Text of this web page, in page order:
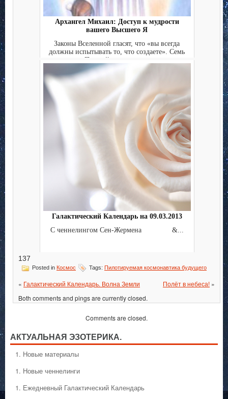
Архангел Михаил: Доступ к мудрости
вашего Высшего Я
Законы Вселенной гласят, что «вы всегда
должны испытывать то, что создаете». Семь
Печатей высшего с...
Галактический Календарь на 09.03.2013
С ченнелингом Сен-Жермена &...
137
Posted in Космос Tags: Пилотируемая космонавтика будущего
« Галактический Календарь. Волна Земли Полёт в небеса! »
Both comments and pings are currently closed.
Comments are closed.
АКТУАЛЬНАЯ ЭЗОТЕРИКА.
1. Hовые материалы
1. Hовые ченнелинги
1. Ежедневный Галактический Календарь